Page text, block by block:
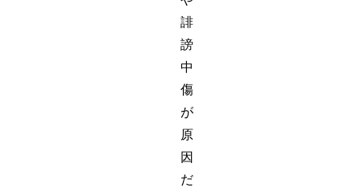
誹
謗
中
傷
が
原
因
だ